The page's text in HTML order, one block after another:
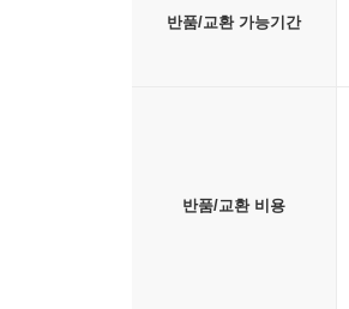
반품/교환 가능기간
반품/교환 비용